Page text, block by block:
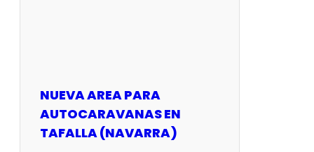
NUEVA AREA PARA
AUTOCARAVANAS EN
TAFALLA (NAVARRA)